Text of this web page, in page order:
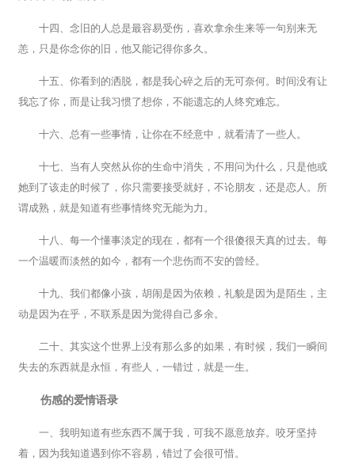
十四、念旧的人总是最容易受伤，喜欢拿余生来等一句别来无
恙，只是你念你的旧，他又能记得你多久。
十五、你看到的洒脱，都是我心碎之后的无可奈何。时间没有让
我忘了你，而是让我习惯了想你，不能遗忘的人终究难忘。
十六、总有一些事情，让你在不经意中，就看清了一些人。
十七、当有人突然从你的生命中消失，不用问为什么，只是他或
她到了该走的时候了，你只需要接受就好，不论朋友，还是恋人。所
谓成熟，就是知道有些事情终究无能为力。
十八、每一个懂事淡定的现在，都有一个很傻很天真的过去。每
一个温暖而淡然的如今，都有一个悲伤而不安的曾经。
十九、我们都像小孩，胡闹是因为依赖，礼貌是因为是陌生，主
动是因为在乎，不联系是因为觉得自己多余。
二十、其实这个世界上没有那么多的如果，有时候，我们一瞬间
失去的东西就是永恒，有些人，一错过，就是一生。
伤感的爱情语录
一、我明知道有些东西不属于我，可我不愿意放弃。咬牙坚持
着，因为我知道遇到你不容易，错过了会很可惜。